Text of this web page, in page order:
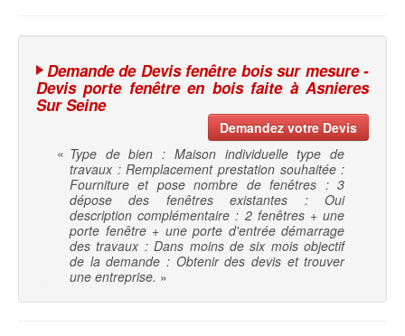
Demande de Devis fenêtre bois sur mesure -
Devis porte fenêtre en bois faite à Asnieres
Sur Seine
Demandez votre Devis
« Type de bien : Maison individuelle type de
travaux : Remplacement prestation souhaitée :
Fourniture et pose nombre de fenêtres : 3
dépose des fenêtres existantes : Oui
description complémentaire : 2 fenêtres + une
porte fenêtre + une porte d'entrée démarrage
des travaux : Dans moins de six mois objectif
de la demande : Obtenir des devis et trouver
une entreprise. »